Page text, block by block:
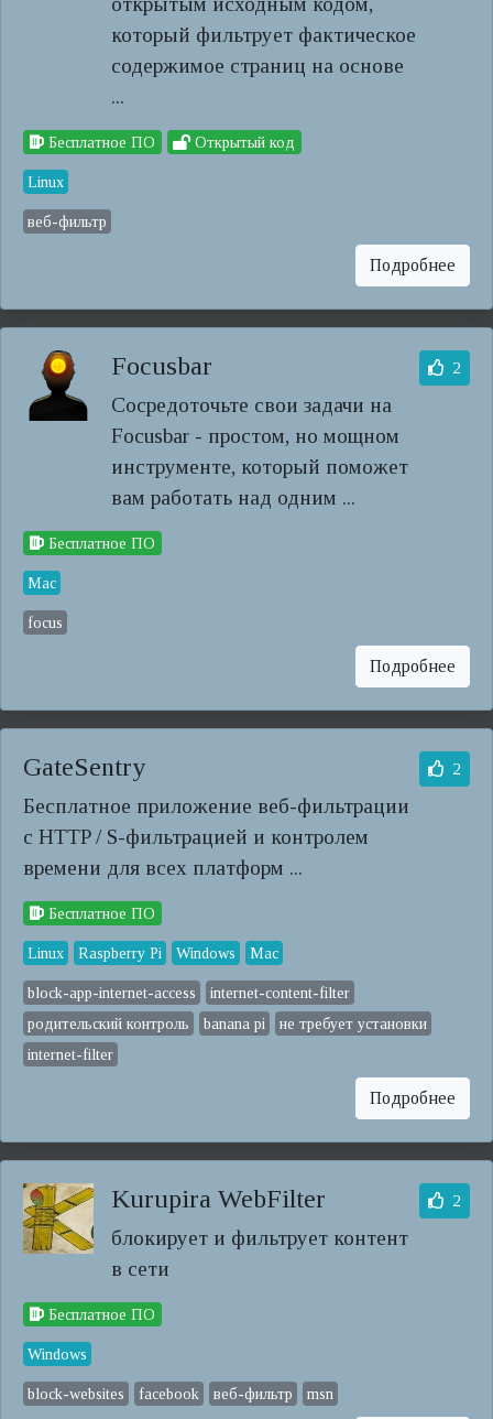
который фильтрует фактическое
содержимое страниц на основе
...
Бесплатное ПО Открытый код
Linux
веб-фильтр
Подробнее
Focusbar
Сосредоточьте свои задачи на
Focusbar - простом, но мощном
инструменте, который поможет
вам работать над одним ...
2
Бесплатное ПО
Mac
focus
Подробнее
GateSentry
Бесплатное приложение веб-фильтрации
с HTTP / S-фильтрацией и контролем
времени для всех платформ ...
2
Бесплатное ПО
Linux Raspberry Pi Windows Mac
block-app-internet-access
internet-content-filter
родительский контроль
banana pi
не требует установки
internet-filter
Подробнее
Kurupira WebFilter
блокирует и фильтрует контент
в сети
2
Бесплатное ПО
Windows
block-websites facebook веб-фильтр msn